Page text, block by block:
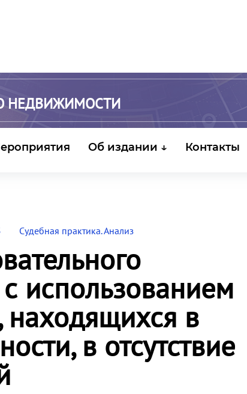
НЕДВИЖИМОСТИ
Об издании ↓ Контакты
Судебная практика. Анализ
использованием
находящихся в
в отсутствие